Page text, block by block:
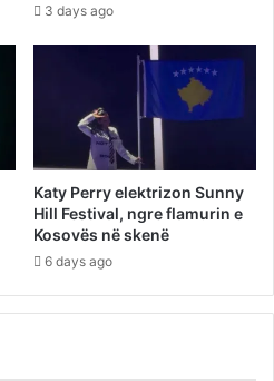
3 days ago
Katy Perry elektrizon Sunny
Hill Festival, ngre flamurin e
Kosovës në skenë
6 days ago